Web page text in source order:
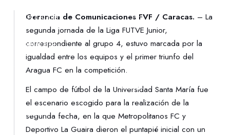
NOTIFICACIONES
NORMATIVAS
Gerencia de Comunicaciones FVF / Caracas. – La
segunda jornada de la Liga FUTVE Junior,
correspondiente al grupo 4, estuvo marcada por la
igualdad entre los equipos y el primer triunfo del
Aragua FC en la competición.
El campo de fútbol de la Universidad Santa María fue
el escenario escogido para la realización de la
segunda fecha, en la que Metropolitanos FC y
Deportivo La Guaira dieron el puntapié inicial con un